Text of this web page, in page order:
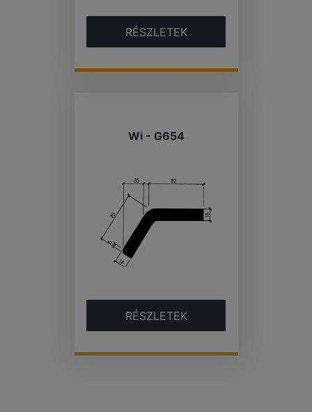
RÉSZLETEK
Wi - G654
RÉSZLETEK